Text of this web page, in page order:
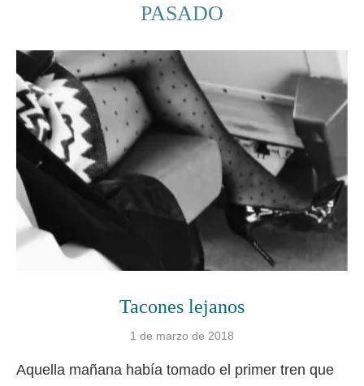
PASADO
Tacones lejanos
1 de marzo de 2018
Aquella mañana había tomado el primer tren que